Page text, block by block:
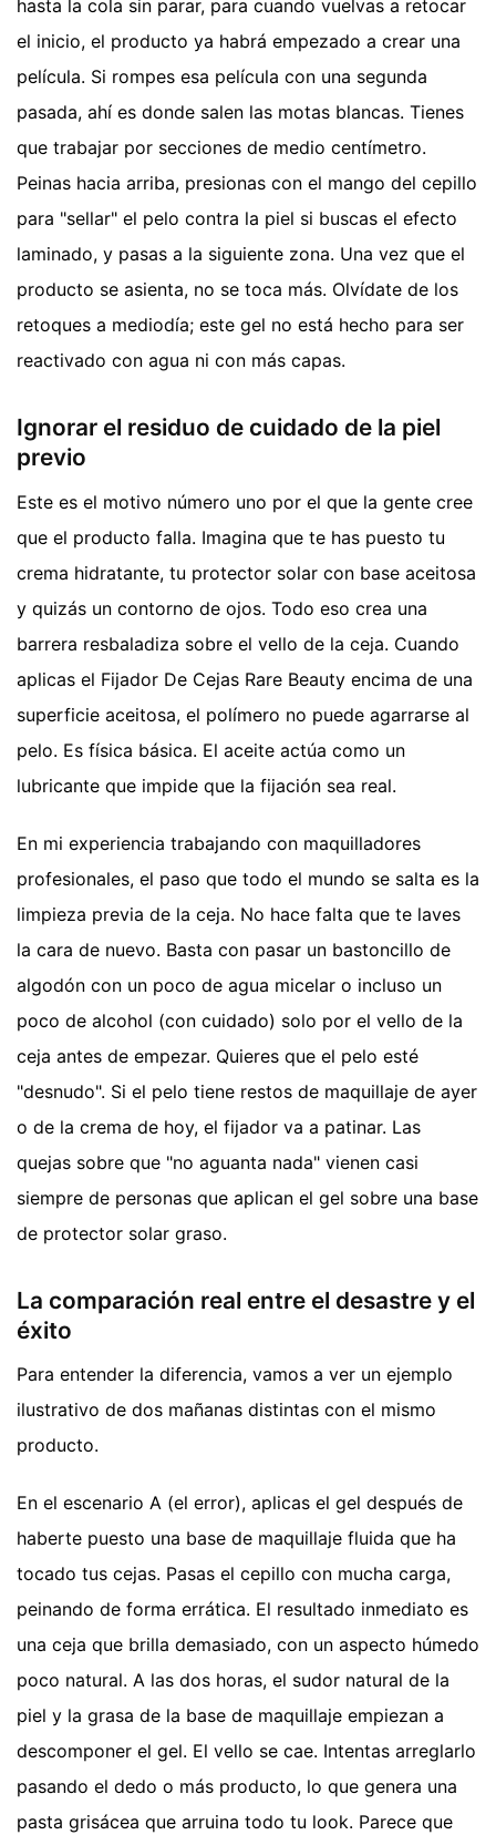
hasta la cola sin parar, para cuando vuelvas a retocar
el inicio, el producto ya habrá empezado a crear una
película. Si rompes esa película con una segunda
pasada, ahí es donde salen las motas blancas. Tienes
que trabajar por secciones de medio centímetro.
Peinas hacia arriba, presionas con el mango del cepillo
para "sellar" el pelo contra la piel si buscas el efecto
laminado, y pasas a la siguiente zona. Una vez que el
producto se asienta, no se toca más. Olvídate de los
retoques a mediodía; este gel no está hecho para ser
reactivado con agua ni con más capas.
Ignorar el residuo de cuidado de la piel
previo
Este es el motivo número uno por el que la gente cree
que el producto falla. Imagina que te has puesto tu
crema hidratante, tu protector solar con base aceitosa
y quizás un contorno de ojos. Todo eso crea una
barrera resbaladiza sobre el vello de la ceja. Cuando
aplicas el Fijador De Cejas Rare Beauty encima de una
superficie aceitosa, el polímero no puede agarrarse al
pelo. Es física básica. El aceite actúa como un
lubricante que impide que la fijación sea real.
En mi experiencia trabajando con maquilladores
profesionales, el paso que todo el mundo se salta es la
limpieza previa de la ceja. No hace falta que te laves
la cara de nuevo. Basta con pasar un bastoncillo de
algodón con un poco de agua micelar o incluso un
poco de alcohol (con cuidado) solo por el vello de la
ceja antes de empezar. Quieres que el pelo esté
"desnudo". Si el pelo tiene restos de maquillaje de ayer
o de la crema de hoy, el fijador va a patinar. Las
quejas sobre que "no aguanta nada" vienen casi
siempre de personas que aplican el gel sobre una base
de protector solar graso.
La comparación real entre el desastre y el
éxito
Para entender la diferencia, vamos a ver un ejemplo
ilustrativo de dos mañanas distintas con el mismo
producto.
En el escenario A (el error), aplicas el gel después de
haberte puesto una base de maquillaje fluida que ha
tocado tus cejas. Pasas el cepillo con mucha carga,
peinando de forma errática. El resultado inmediato es
una ceja que brilla demasiado, con un aspecto húmedo
poco natural. A las dos horas, el sudor natural de la
piel y la grasa de la base de maquillaje empiezan a
descomponer el gel. El vello se cae. Intentas arreglarlo
pasando el dedo o más producto, lo que genera una
pasta grisácea que arruina todo tu look. Parece que